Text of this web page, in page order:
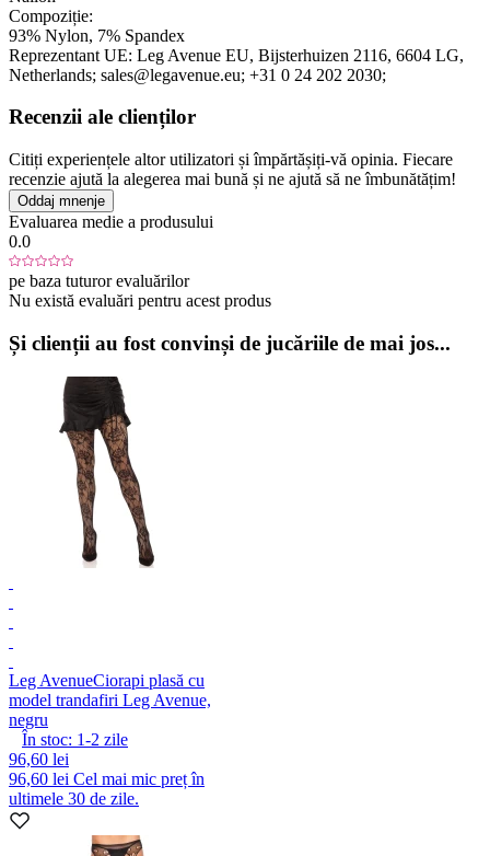
Compoziție:
93% Nylon, 7% Spandex
Reprezentant UE: Leg Avenue EU, Bijsterhuizen 2116, 6604 LG,
Netherlands; sales@legavenue.eu; +31 0 24 202 2030;
Recenzii ale clienților
Citiți experiențele altor utilizatori și împărtășiți-vă opinia. Fiecare
recenzie ajută la alegerea mai bună și ne ajută să ne îmbunătățim!
Oddaj mnenje
Evaluarea medie a produsului
0.0
pe baza tuturor evaluărilor
Nu există evaluări pentru acest produs
Și clienții au fost convinși de jucăriile de mai jos...
Leg AvenueCiorapi plasă cu
model trandafiri Leg Avenue,
negru
În stoc: 1-2 zile
96,60 lei
96,60 lei Cel mai mic preț în
ultimele 30 de zile.